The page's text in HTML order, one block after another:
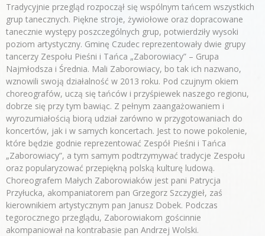
Tradycyjnie przegląd rozpoczął się wspólnym tańcem wszystkich
grup tanecznych. Piękne stroje, żywiołowe oraz dopracowane
tanecznie występy poszczególnych grup, potwierdziły wysoki
poziom artystyczny. Gminę Czudec reprezentowały dwie grupy
tancerzy Zespołu Pieśni i Tańca „Zaborowiacy” – Grupa
Najmłodsza i Średnia. Mali Zaborowiacy, bo tak ich nazwano,
wznowili swoją działalność w 2013 roku. Pod czujnym okiem
choreografów, uczą się tańców i przyśpiewek naszego regionu,
dobrze się przy tym bawiąc. Z pełnym zaangażowaniem i
wyrozumiałością biorą udział zarówno w przygotowaniach do
koncertów, jak i w samych koncertach. Jest to nowe pokolenie,
które będzie godnie reprezentować Zespół Pieśni i Tańca
„Zaborowiacy”, a tym samym podtrzymywać tradycje Zespołu
oraz popularyzować przepiękną polską kulturę ludową.
Choreografem Małych Zaborowiaków jest pani Patrycja
Przyłucka, akompaniatorem pan Grzegorz Szczygieł, zaś
kierownikiem artystycznym pan Janusz Dobek. Podczas
tegorocznego przeglądu, Zaborowiakom gościnnie
akompaniował na kontrabasie pan Andrzej Wolski.